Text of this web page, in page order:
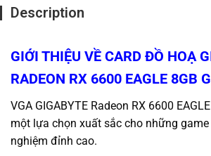
Description
GIỚI THIỆU VỀ CARD ĐỒ HOẠ
RADEON RX 6600 EAGLE 8GB
VGA GIGABYTE Radeon RX 6600
một lựa chọn xuất sắc cho những
nghiệm đỉnh cao.